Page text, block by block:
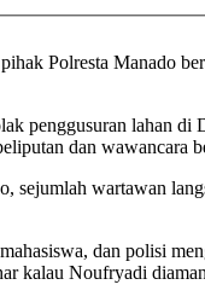
Polresta Manado
penggusuran lahan
dan wawancara
sejumlah wartawan
kalau Noufryadi